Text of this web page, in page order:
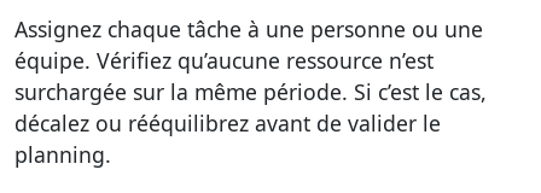
Assignez chaque tâche à une personne ou une
équipe. Vérifiez qu’aucune ressource n’est
surchargée sur la même période. Si c’est le cas,
décalez ou rééquilibrez avant de valider le
planning.